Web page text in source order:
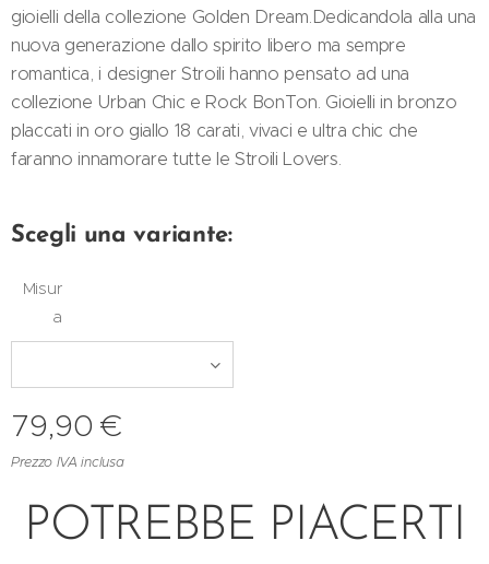
gioielli della collezione Golden Dream.Dedicandola alla una
nuova generazione dallo spirito libero ma sempre
romantica, i designer Stroili hanno pensato ad una
collezione Urban Chic e Rock BonTon. Gioielli in bronzo
placcati in oro giallo 18 carati, vivaci e ultra chic che
faranno innamorare tutte le Stroili Lovers.
Scegli una variante:
Misur
a
79,90 €
Prezzo IVA inclusa
POTREBBE PIACERTI